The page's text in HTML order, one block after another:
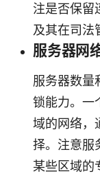
注是否保留
及其在司法
服务器网
服务器数量
锁能力。一
域的网络，
择。注意服
某些区域的